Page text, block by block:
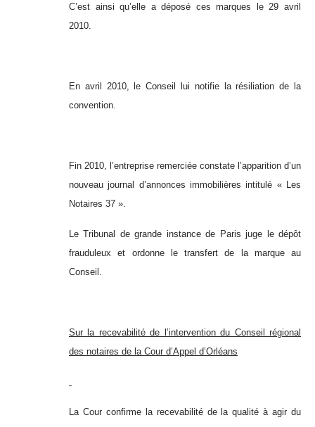
C’est ainsi qu’elle a déposé ces marques le 29 avril
2010.
En avril 2010, le Conseil lui notifie la résiliation de la
convention.
Fin 2010, l’entreprise remerciée constate l’apparition d’un
nouveau journal d’annonces immobilières intitulé « Les
Notaires 37 ».
Le Tribunal de grande instance de Paris juge le dépôt
frauduleux et ordonne le transfert de la marque au
Conseil.
Sur la recevabilité de l’intervention du Conseil régional
des notaires de la Cour d’Appel d’Orléans
La Cour confirme la recevabilité de la qualité à agir du